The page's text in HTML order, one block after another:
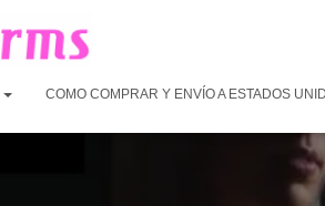
COMO COMPRAR Y ENVÍO A ESTADOS